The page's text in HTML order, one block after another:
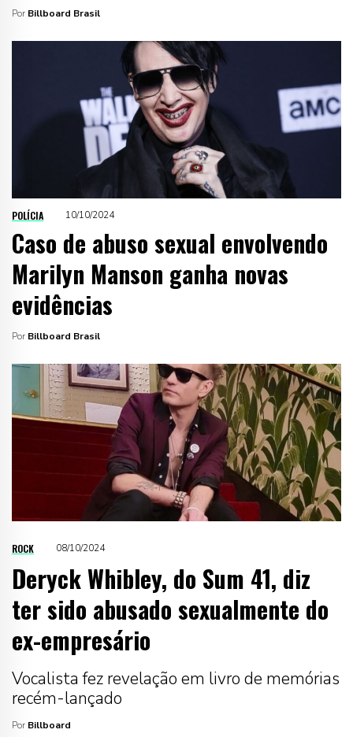
Por Billboard Brasil
POLÍCIA 10/10/2024
Caso de abuso sexual envolvendo
Marilyn Manson ganha novas
evidências
Por Billboard Brasil
ROCK 08/10/2024
Deryck Whibley, do Sum 41, diz
ter sido abusado sexualmente do
ex-empresário
Vocalista fez revelação em livro de memórias
recém-lançado
Por Billboard